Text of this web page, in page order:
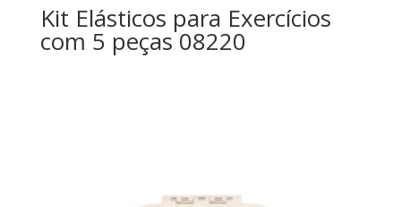
Kit Elásticos para Exercícios
com 5 peças 08220